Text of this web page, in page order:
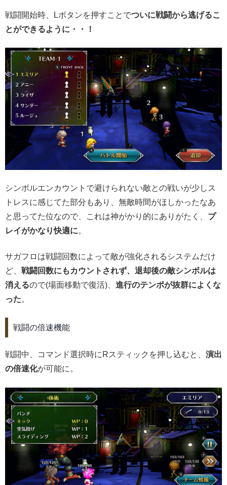
戦闘開始時、Lボタンを押すことでついに戦闘から逃げるこ
とができるように・・！
シンボルエンカウントで避けられない敵との戦いが少しス
トレスに感じてた部分もあり、無敵時間がほしかったなあ
と思ってた位なので、これは神がかり的にありがたく、 プ
レイがかなり快適に。
サガフロは戦闘回数によって敵が強化されるシステムだけ
ど、 戦闘回数にもカウントされず、退却後の敵シンボルは
消えるので(場面移動で復活)、 進行のテンポが抜群によくな
った。
戦闘の倍速機能
戦闘中、コマンド選択時にRスティックを押し込むと、 演出
の倍速化が可能に。